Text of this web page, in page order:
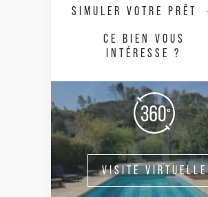
SIMULER VOTRE PRÊT
CE BIEN VOUS
INTÉRESSE ?
VISITE VIRTUELLE